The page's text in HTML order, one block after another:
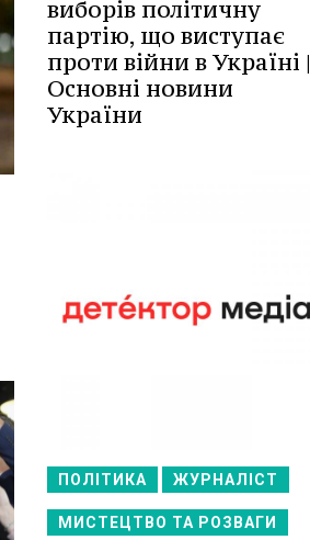
виборів політичну
партію, що виступає
проти війни в Україні |
Основні новини
України
ПОЛІТИКА ЖУРНАЛІСТ
МИСТЕЦТВО ТА РОЗВАГИ